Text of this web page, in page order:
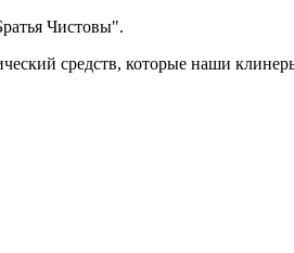
Чистовы".
средств, которые наши